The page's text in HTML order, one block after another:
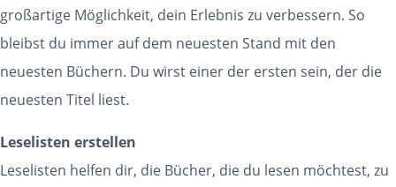
großartige Möglichkeit, dein Erlebnis zu verbessern. So
bleibst du immer auf dem neuesten Stand mit den
neuesten Büchern. Du wirst einer der ersten sein, der die
neuesten Titel liest.
Leselisten erstellen
Leselisten helfen dir, die Bücher, die du lesen möchtest, zu